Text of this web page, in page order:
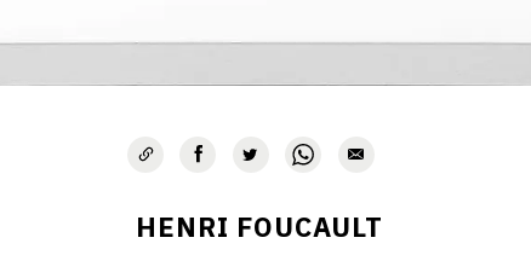
HENRI FOUCAULT